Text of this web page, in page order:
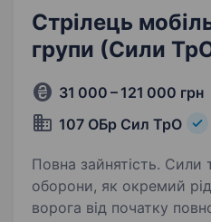
Стрілець
групи (Сили
31 000 – 121 000 грн
107 ОБр Сил ТрО
Повна зайнятість. Сили територіальної
оборони, як окремий
ворога від початку